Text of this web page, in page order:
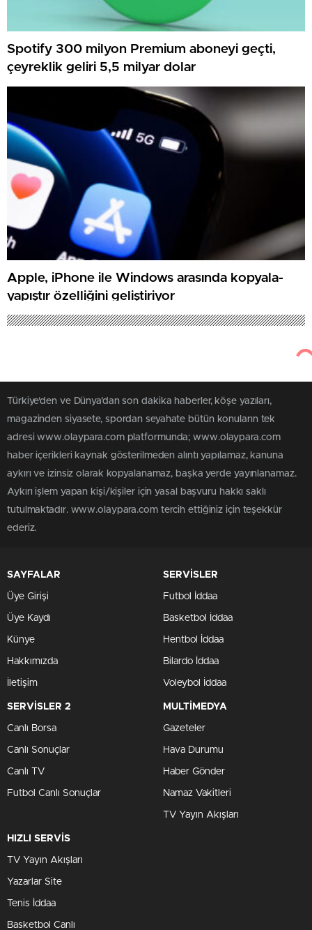
Spotify 300 milyon Premium aboneyi geçti,
çeyreklik geliri 5,5 milyar dolar
Apple, iPhone ile Windows arasında kopyala-
yapıştır özelliğini geliştiriyor
Türkiye'den ve Dünya’dan son dakika haberler, köşe yazıları,
magazinden siyasete, spordan seyahate bütün konuların tek
adresi www.olaypara.com platformunda; www.olaypara.com
haber içerikleri kaynak gösterilmeden alıntı yapılamaz, kanuna
aykırı ve izinsiz olarak kopyalanamaz, başka yerde yayınlanamaz.
Aykırı işlem yapan kişi/kişiler için yasal başvuru hakkı saklı
tutulmaktadır. www.olaypara.com tercih ettiğiniz için teşekkür
ederiz.
SAYFALAR
Üye Girişi
Üye Kaydı
Künye
Hakkımızda
İletişim
SERVİSLER
Futbol İddaa
Basketbol İddaa
Hentbol İddaa
Bilardo İddaa
Voleybol İddaa
SERVİSLER 2
Canlı Borsa
Canlı Sonuçlar
Canlı TV
Futbol Canlı Sonuçlar
MULTİMEDYA
Gazeteler
Hava Durumu
Haber Gönder
Namaz Vakitleri
TV Yayın Akışları
HIZLI SERVİS
TV Yayın Akışları
Yazarlar Site
Tenis İddaa
Basketbol Canlı